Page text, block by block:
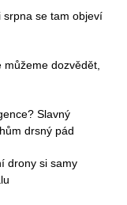
srpna se tam objeví
dozvědět,
Slavný
drsný pád
drony si samy